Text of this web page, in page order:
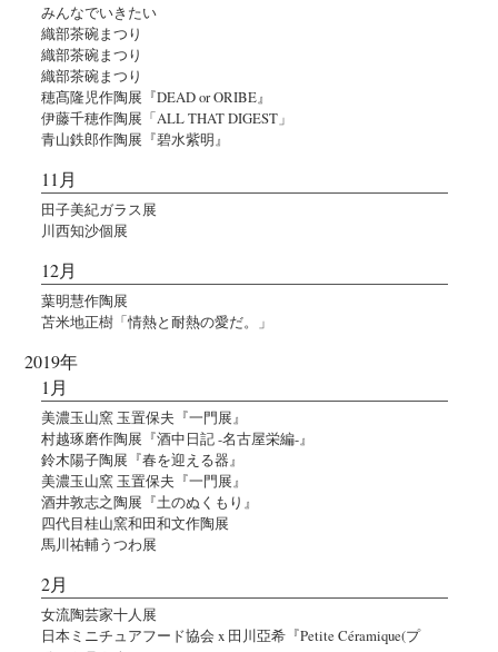
みんなでいきたい
織部茶碗まつり
織部茶碗まつり
織部茶碗まつり
穂髙隆児作陶展『DEAD or ORIBE』
伊藤千穂作陶展「ALL THAT DIGEST」
青山鉄郎作陶展『碧水紫明』
11月
田子美紀ガラス展
川西知沙個展
12月
葉明慧作陶展
苫米地正樹「情熱と耐熱の愛だ。」
2019年
1月
美濃玉山窯 玉置保夫『一門展』
村越琢磨作陶展『酒中日記 -名古屋栄編-』
鈴木陽子陶展『春を迎える器』
美濃玉山窯 玉置保夫『一門展』
酒井敦志之陶展『土のぬくもり』
四代目桂山窯和田和文作陶展
馬川祐輔うつわ展
2月
女流陶芸家十人展
日本ミニチュアフード協会 x 田川亞希『Petite Céramique(プ